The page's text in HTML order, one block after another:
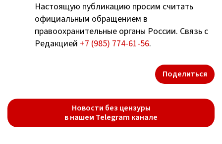
Настоящую публикацию просим считать
официальным обращением в
правоохранительные органы России. Связь с
Редакцией +7 (985) 774-61-56.
Поделиться
Новости без цензуры
в нашем Telegram канале